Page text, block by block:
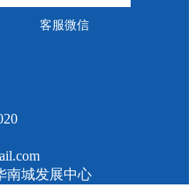
客服微信
南城发展中心